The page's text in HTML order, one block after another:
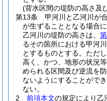
(背水区間の堤防の高さ及
第13条
甲河川と乙河川が
が生ずることとなる場合
乙河川の堤防の高さは、
るその箇所における甲河
とするものとする。 ただ
高く、かつ、地形の状況
められる区間及び逆流を
ないようにすることがで
ない。
2
前項本文の規定により乙